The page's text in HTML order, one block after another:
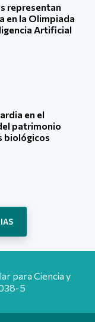
representan
en la Olimpiada
Artificial
en el
patrimonio
biológicos
para Ciencia y
5